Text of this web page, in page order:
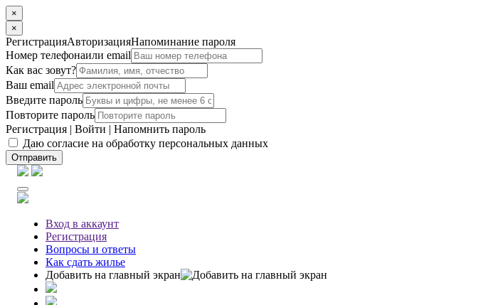
×
×
РегистрацияАвторизацияНапоминание пароля
Номер телефонаили email
Как вас зовут?
Ваш email
Введите пароль
Повторите пароль
Регистрация | Войти | Напомнить пароль
Даю согласие на обработку персональных данных
Отправить
Вход в аккаунт
Регистрация
Вопросы и ответы
Как сдать жилье
Добавить на главный экран